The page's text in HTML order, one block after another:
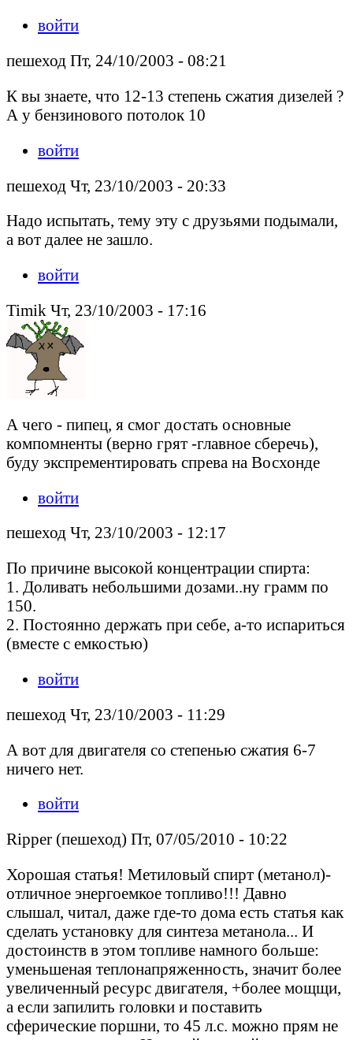
войти
пешеход Пт, 24/10/2003 - 08:21
К вы знаете, что 12-13 степень сжатия дизелей ?
А у бензинового потолок 10
войти
пешеход Чт, 23/10/2003 - 20:33
Надо испытать, тему эту с друзьями подымали,
а вот далее не зашло.
войти
Timik Чт, 23/10/2003 - 17:16
А чего - пипец, я смог достать основные
компомненты (верно грят -главное сберечь),
буду экспрементировать спрева на Восхонде
войти
пешеход Чт, 23/10/2003 - 12:17
По причине высокой концентрации спирта:
1. Доливать небольшими дозами..ну грамм по
150.
2. Постоянно держать при себе, а-то испариться
(вместе с емкостью)
войти
пешеход Чт, 23/10/2003 - 11:29
А вот для двигателя со степенью сжатия 6-7
ничего нет.
войти
Ripper (пешеход) Пт, 07/05/2010 - 10:22
Хорошая статья! Метиловый спирт (метанол)-
отличное энергоемкое топливо!!! Давно
слышал, читал, даже где-то дома есть статья как
сделать установку для синтеза метанола... И
достоинств в этом топливе намного больше:
уменьшеная теплонапряженность, значит более
увеличенный ресурс двигателя, +более мощщи,
а если запилить головки и поставить
сферические поршни, то 45 л.с. можно прям не